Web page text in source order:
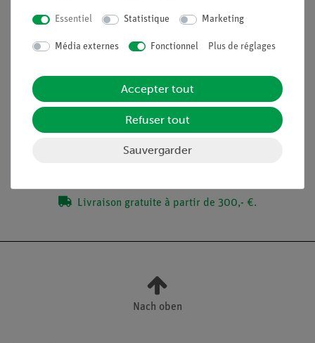
Accessoires nécessaires
Balance de précision 620g/0.001g
Contenu de livraison
Médias / Téléchargements
Livraison gratuite à partir de 300,- €.
Nach oben
Essentiel Statistique Marketing
Média externes Fonctionnel Plus de réglages
Accepter tout
Refuser tout
Sauvergarder